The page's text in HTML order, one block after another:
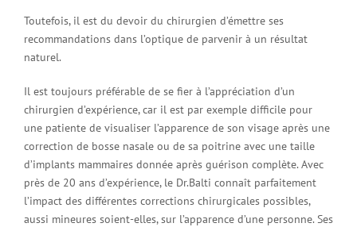
Toutefois, il est du devoir du chirurgien d’émettre ses
recommandations dans l’optique de parvenir à un résultat
naturel.
Il est toujours préférable de se fier à l’appréciation d’un
chirurgien d’expérience, car il est par exemple difficile pour
une patiente de visualiser l’apparence de son visage après une
correction de bosse nasale ou de sa poitrine avec une taille
d’implants mammaires donnée après guérison complète. Avec
près de 20 ans d’expérience, le Dr.Balti connaît parfaitement
l’impact des différentes corrections chirurgicales possibles,
aussi mineures soient-elles, sur l’apparence d’une personne. Ses